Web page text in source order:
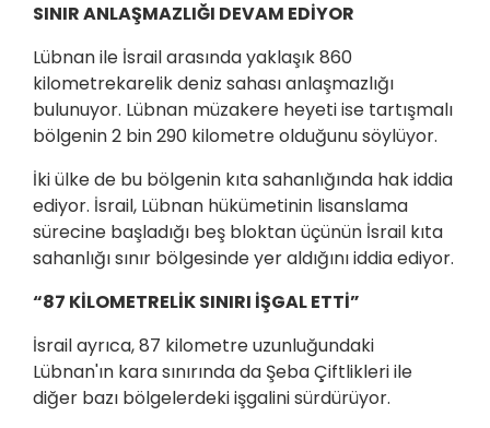
SINIR ANLAŞMAZLIĞI DEVAM EDİYOR
Lübnan ile İsrail arasında yaklaşık 860
kilometrekarelik deniz sahası anlaşmazlığı
bulunuyor. Lübnan müzakere heyeti ise tartışmalı
bölgenin 2 bin 290 kilometre olduğunu söylüyor.
İki ülke de bu bölgenin kıta sahanlığında hak iddia
ediyor. İsrail, Lübnan hükümetinin lisanslama
sürecine başladığı beş bloktan üçünün İsrail kıta
sahanlığı sınır bölgesinde yer aldığını iddia ediyor.
“87 KİLOMETRELİK SINIRI İŞGAL ETTİ”
İsrail ayrıca, 87 kilometre uzunluğundaki
Lübnan'ın kara sınırında da Şeba Çiftlikleri ile
diğer bazı bölgelerdeki işgalini sürdürüyor.